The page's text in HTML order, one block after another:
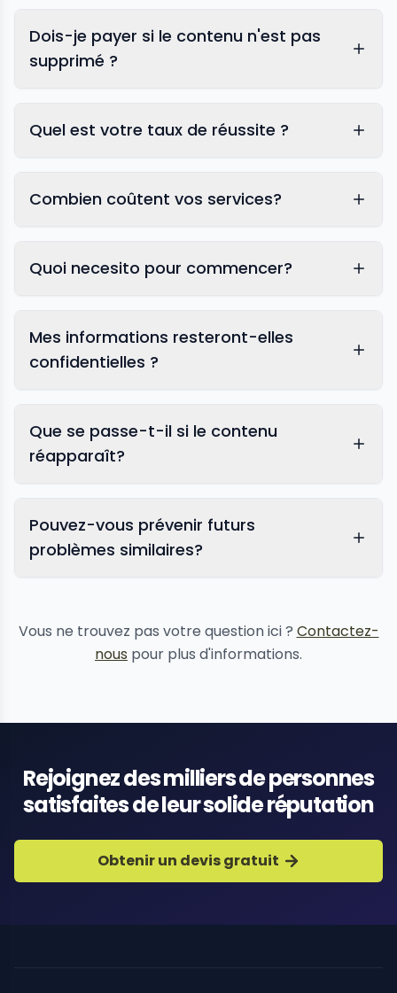
Dois-je payer si le contenu n'est pas
supprimé ?
Quel est votre taux de réussite ?
Combien coûtent vos services?
Quoi necesito pour commencer?
Mes informations resteront-elles
confidentielles ?
Que se passe-t-il si le contenu
réapparaît?
Pouvez-vous prévenir futurs
problèmes similaires?
Vous ne trouvez pas votre question ici ? Contactez-
nous pour plus d'informations.
Rejoignez des milliers de personnes
satisfaites de leur solide réputation
Obtenir un devis gratuit